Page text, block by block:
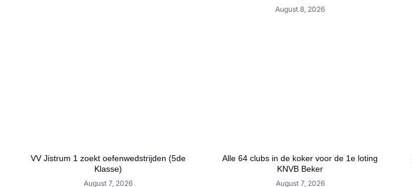
August 8, 2026
VV Jistrum 1 zoekt oefenwedstrijden (5de
Klasse)
August 7, 2026
Alle 64 clubs in de koker voor de 1e loting
KNVB Beker
August 7, 2026